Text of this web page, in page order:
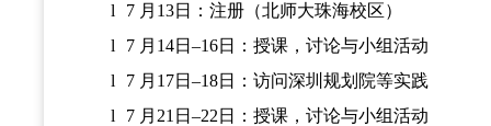
l
7 月13日：注册（北师大珠海校区）
l
7 月14日–16日：授课，讨论与小组活动
l
7 月17日–18日：访问深圳规划院等实践
l
7 月21日–22日：授课，讨论与小组活动